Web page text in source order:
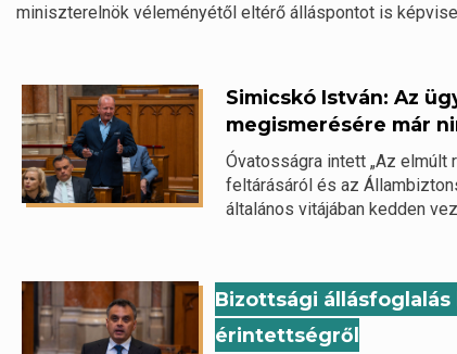
miniszterelnök véleményétől eltérő álláspontot is
Simicskó István: Az
megismerésére már
Óvatosságra intett „Az
feltárásáról és az
általános vitájában kedden
Bizottsági
érintettségről